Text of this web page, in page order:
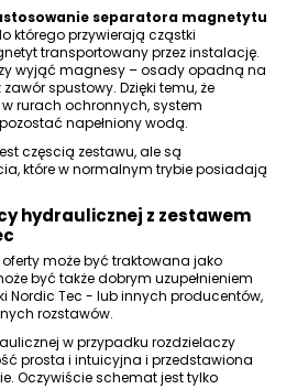
separatora magnetytu
którego przywierają cząstki
transportowany przez instalację.
wyjąć magnesy – osady opadną na
spustowy. Dzięki temu, że
rurach ochronnych, system
napełniony wodą.
częscią zestawu, ale są
które w normalnym trybie posiadają
hydraulicznej z zestawem
może być traktowana jako
być także dobrym uzupełnieniem
Nordic Tec - lub innych producentów,
rozstawów.
w przypadku rozdzielaczy
prosta i intuicyjna i przedstawiona
Oczywiście schemat jest tylko